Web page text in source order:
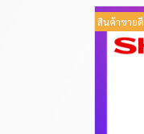
สินค้าขายดี